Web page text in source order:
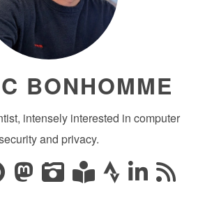
BONHOMME
intensely interested in computer
and privacy.